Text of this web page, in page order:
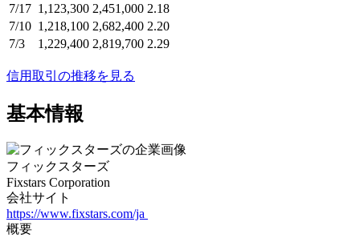
7/17 1,123,300 2,451,000 2.18
7/10 1,218,100 2,682,400 2.20
7/3
1,229,400 2,819,700 2.29
信用取引の推移を見る
基本情報
フィックスターズ
Fixstars Corporation
会社サイト
https://www.fixstars.com/ja
概要